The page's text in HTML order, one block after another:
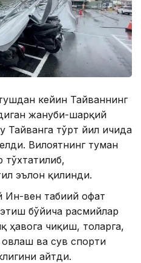
кейин Тайваннинг
жануби-шарқий
Тайванга тўрт йил ичида
Вилоятнинг туман
тўхтатилиб,
эълон қилинди.
Ин-вен табиий офат
бўйича расмийлар
ҳавога чиқиш, тоғларга,
ва сув спорти
айтди.